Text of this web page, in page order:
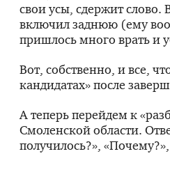
свои усы, сдержит
включил заднюю (ему
пришлось много врать и
Вот, собственно, и все,
кандидатах» после
А теперь перейдем к
Смоленской области.
получилось?»,